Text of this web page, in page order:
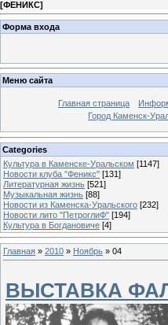
[ФЕНИКС]
Форма входа
Меню сайта
Главная страница
Город Каменск-
Categories
Культура в Каменске-Уральском [1147]
Новости клуба "Феникс" [131]
Литературная жизнь [521]
Музыкальная жизнь [88]
Новости из Каменска-Уральского [232]
Новости лито "ПетроглиФ" [194]
Культура в Богдановиче [4]
Главная » 2010 » Ноябрь » 04
ВЫСТАВКА